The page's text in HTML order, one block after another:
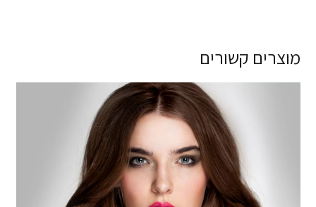
מוצרים קשורים